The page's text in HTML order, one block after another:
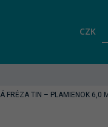
CZK
FRÉZA TIN – PLAMIENOK 6,0